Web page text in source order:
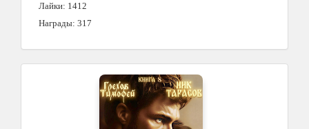
Лайки: 1412
Награды: 317